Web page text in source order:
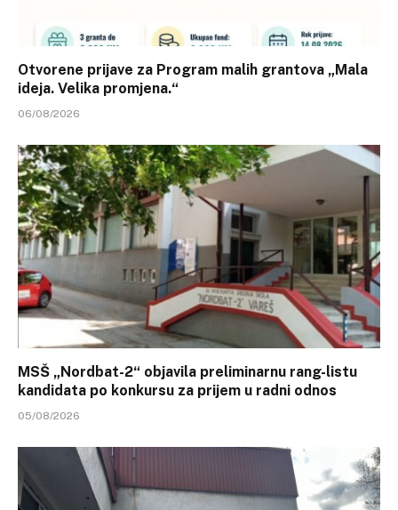
Otvorene prijave za Program malih grantova „Mala
ideja. Velika promjena.“
06/08/2026
MSŠ „Nordbat-2“ objavila preliminarnu rang-listu
kandidata po konkursu za prijem u radni odnos
05/08/2026